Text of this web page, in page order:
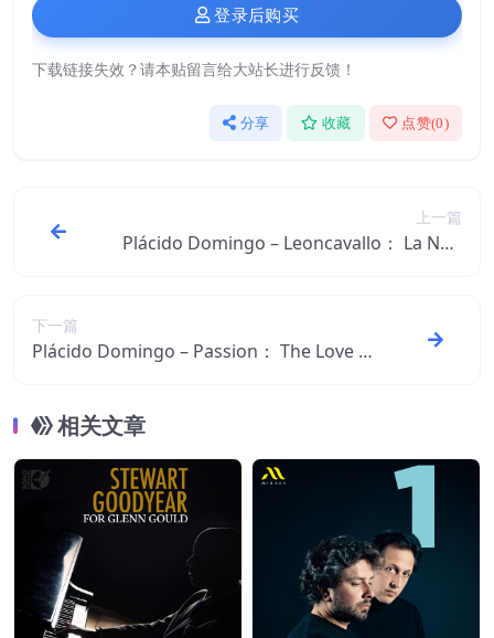
登录后购买
下载链接失效？请本贴留言给大站长进行反馈！
分享 收藏 点赞(0)
上一篇
Plácido Domingo – Leoncavallo： La Nuit
下一篇
Plácido Domingo – Passion： The Love Al
相关文章